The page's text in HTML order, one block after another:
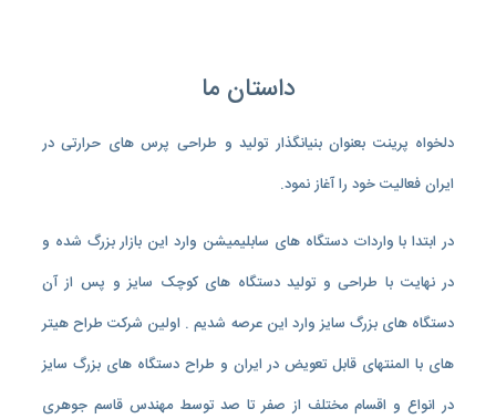
داستان ما
دلخواه پرینت بعنوان بنیانگذار تولید و طراحی پرس های حرارتی در
ایران فعالیت خود را آغاز نمود.
در ابتدا با واردات دستگاه های سابلیمیشن وارد این بازار بزرگ شده و
در نهایت با طراحی و تولید دستگاه های کوچک سایز و پس از آن
دستگاه های بزرگ سایز وارد این عرصه شدیم . اولین شرکت طراح هیتر
های با المنتهای قابل تعویض در ایران و طراح دستگاه های بزرگ سایز
در انواع و اقسام مختلف از صفر تا صد توسط مهندس قاسم جوهری